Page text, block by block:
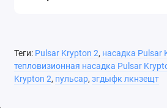
Теги: Pulsar Krypton 2, насадка Pulsar
тепловизионная насадка Pulsar
Krypton 2, пульсар, згдыфк лкнзещт